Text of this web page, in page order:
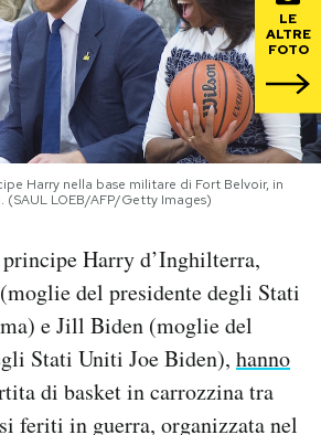
LE
ALTRE
FOTO
Harry nella base militare di Fort Belvoir, in
LOEB/AFP/Getty Images)
Harry d’Inghilterra,
del presidente degli Stati
e Jill Biden (moglie del
Stati Uniti Joe Biden), hanno
di basket in carrozzina tra
feriti in guerra, organizzata nel